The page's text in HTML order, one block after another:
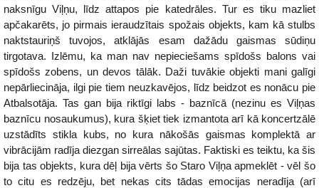
naksnīgu Viļņu, līdz attapos pie katedrāles. Tur es tiku mazliet
apčakarēts, jo pirmais ieraudzītais spožais objekts, kam kā stulbs
naktstauriņš tuvojos, atklājās esam dažādu gaismas sūdiņu
tirgotava. Izlēmu, ka man nav nepieciešams spīdošs balons vai
spīdošs zobens, un devos tālāk. Daži tuvākie objekti mani galīgi
nepārliecināja, ilgi pie tiem neuzkavējos, līdz beidzot es nonācu pie
Atbalsotāja. Tas gan bija riktīgi labs - baznīcā (nezinu es Viļņas
baznīcu nosaukumus), kura šķiet tiek izmantota arī kā koncertzālē
uzstādīts stikla kubs, no kura nākošās gaismas komplektā ar
vibrācijām radīja diezgan sirreālas sajūtas. Faktiski es teiktu, ka šis
bija tas objekts, kura dēļ bija vērts šo Staro Viļņa apmeklēt - vēl šo
to citu es redzēju, bet nekas cits tādas emocijas neradīja (arī